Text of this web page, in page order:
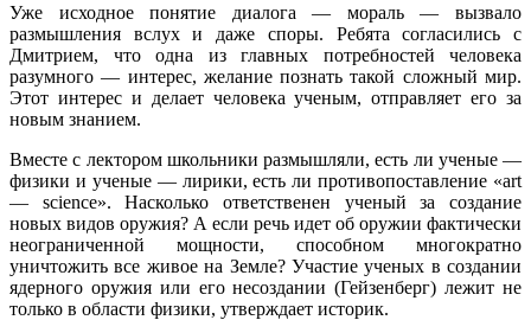
Уже исходное понятие диалога — мораль — вызвало
размышления вслух и даже споры. Ребята согласились с
Дмитрием, что одна из главных потребностей человека
разумного — интерес, желание познать такой сложный мир.
Этот интерес и делает человека ученым, отправляет его за
новым знанием.
Вместе с лектором школьники размышляли, есть ли ученые —
физики и ученые — лирики, есть ли противопоставление «art
— science». Насколько ответственен ученый за создание
новых видов оружия? А если речь идет об оружии фактически
неограниченной мощности, способном многократно
уничтожить все живое на Земле? Участие ученых в создании
ядерного оружия или его несоздании (Гейзенберг) лежит не
только в области физики, утверждает историк.